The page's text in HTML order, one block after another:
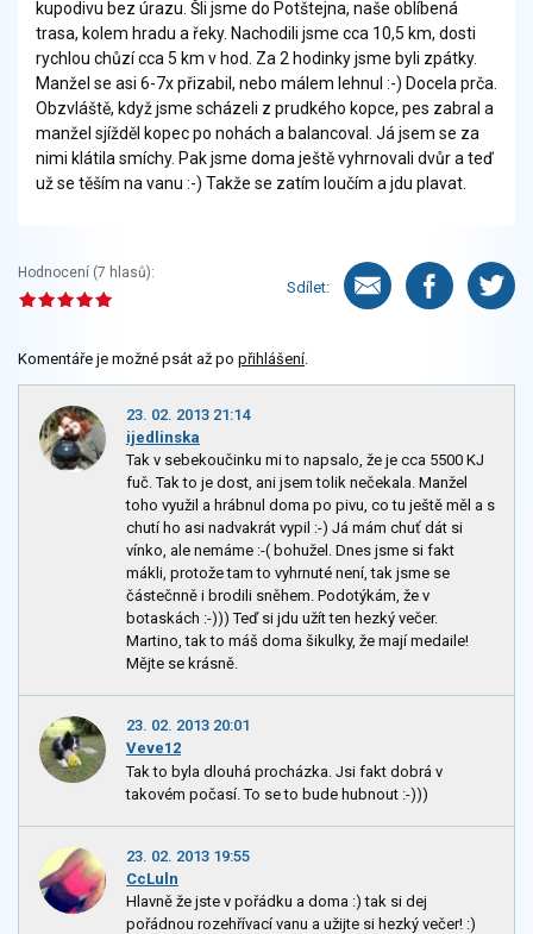
kupodivu bez úrazu. Šli jsme do Potštejna, naše oblíbená
trasa, kolem hradu a řeky. Nachodili jsme cca 10,5 km, dosti
rychlou chůzí cca 5 km v hod. Za 2 hodinky jsme byli zpátky.
Manžel se asi 6-7x přizabil, nebo málem lehnul :-) Docela prča.
Obzvláště, když jsme scházeli z prudkého kopce, pes zabral a
manžel sjížděl kopec po nohách a balancoval. Já jsem se za
nimi klátila smíchy. Pak jsme doma ještě vyhrnovali dvůr a teď
už se těším na vanu :-) Takže se zatím loučím a jdu plavat.
Hodnocení (7 hlasů):
Sdílet:
Komentáře je možné psát až po přihlášení.
23. 02. 2013 21:14
ijedlinska
Tak v sebekoučinku mi to napsalo, že je cca 5500 KJ
fuč. Tak to je dost, ani jsem tolik nečekala. Manžel
toho využil a hrábnul doma po pivu, co tu ještě měl a s
chutí ho asi nadvakrát vypil :-) Já mám chuť dát si
vínko, ale nemáme :-( bohužel. Dnes jsme si fakt
mákli, protože tam to vyhrnuté není, tak jsme se
částečnně i brodili sněhem. Podotýkám, že v
botaskách :-))) Teď si jdu užít ten hezký večer.
Martino, tak to máš doma šikulky, že mají medaile!
Mějte se krásně.
23. 02. 2013 20:01
Veve12
Tak to byla dlouhá procházka. Jsi fakt dobrá v
takovém počasí. To se to bude hubnout :-)))
23. 02. 2013 19:55
CcLuln
Hlavně že jste v pořádku a doma :) tak si dej
pořádnou rozehřívací vanu a užijte si hezký večer! :)